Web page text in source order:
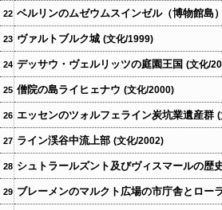
22 ベルリンのムゼウムスインゼル（博物館島）
23 ヴァルトブルク城 (文化/1999)
24 デッサウ・ヴェルリッツの庭園王国 (文化/
25 僧院の島ライヒェナウ (文化/2000)
26 エッセンのツォルフェライン炭坑業遺産群 (
27 ライン渓谷中流上部 (文化/2002)
28 シュトラールズント及びヴィスマールの歴
29 ブレーメンのマルクト広場の市庁舎とロー